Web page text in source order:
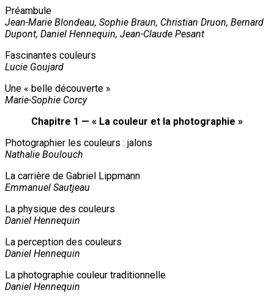
Préambule
Jean-Marie Blondeau, Sophie Braun, Christian Druon, Bernard
Dupont, Daniel Hennequin, Jean-Claude Pesant
Fascinantes couleurs
Lucie Goujard
Une « belle découverte »
Marie-Sophie Corcy
Chapitre 1 — « La couleur et la photographie »
Photographier les couleurs : jalons
Nathalie Boulouch
La carrière de Gabriel Lippmann
Emmanuel Sautjeau
La physique des couleurs
Daniel Hennequin
La perception des couleurs
Daniel Hennequin
La photographie couleur traditionnelle
Daniel Hennequin